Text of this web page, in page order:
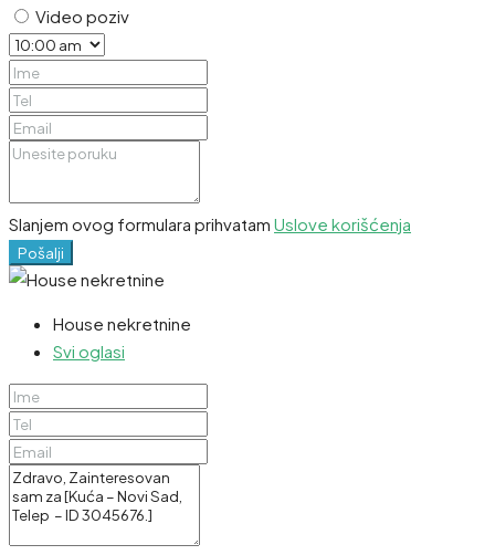
Video poziv
Slanjem ovog formulara prihvatam Uslove korišćenja
Pošalji
House nekretnine
Svi oglasi